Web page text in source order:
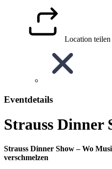
Location teilen
Eventdetails
Strauss Dinner
Strauss Dinner Show – Wo
verschmelzen